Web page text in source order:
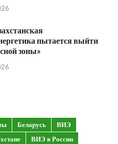
пытается выйти
зоны»
Беларусь
ВИЭ
ВИЭ в России